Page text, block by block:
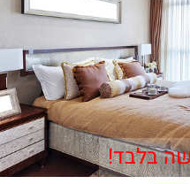
בלבד!